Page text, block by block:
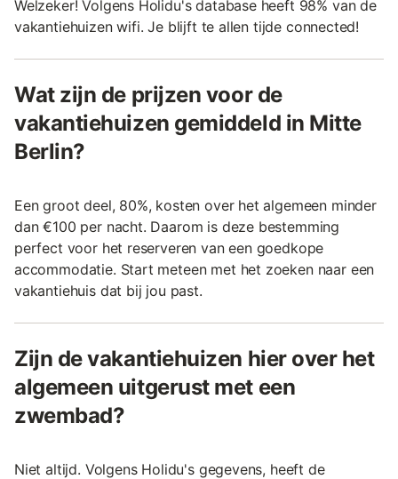
Welzeker! Volgens Holidu's database heeft 98% van de
vakantiehuizen wifi. Je blijft te allen tijde connected!
Wat zijn de prijzen voor de
vakantiehuizen gemiddeld in Mitte
Berlin?
Een groot deel, 80%, kosten over het algemeen minder
dan €100 per nacht. Daarom is deze bestemming
perfect voor het reserveren van een goedkope
accommodatie. Start meteen met het zoeken naar een
vakantiehuis dat bij jou past.
Zijn de vakantiehuizen hier over het
algemeen uitgerust met een
zwembad?
Niet altijd. Volgens Holidu's gegevens, heeft de